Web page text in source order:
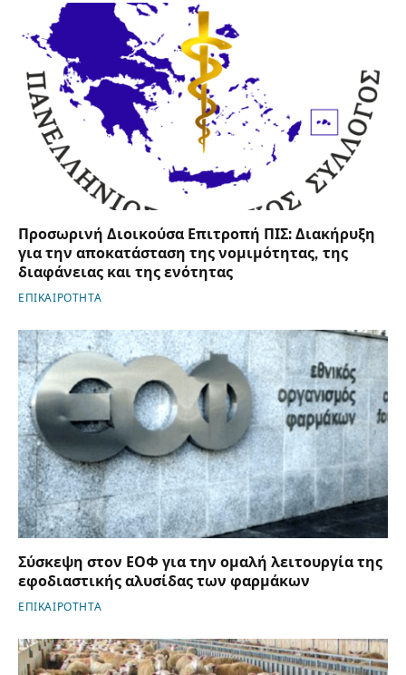
Προσωρινή Διοικούσα Επιτροπή ΠΙΣ: Διακήρυξη
για την αποκατάσταση της νομιμότητας, της
διαφάνειας και της ενότητας
ΕΠΙΚΑΙΡΟΤΗΤΑ
Σύσκεψη στον ΕΟΦ για την ομαλή λειτουργία της
εφοδιαστικής αλυσίδας των φαρμάκων
ΕΠΙΚΑΙΡΟΤΗΤΑ